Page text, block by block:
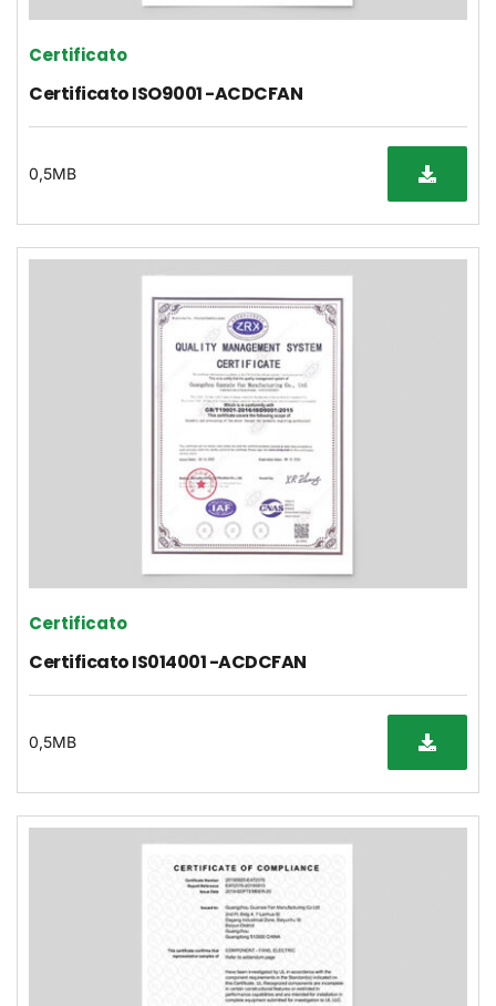
Certificato
Certificato ISO9001 -ACDCFAN
0,5MB
Certificato
Certificato IS014001 -ACDCFAN
0,5MB